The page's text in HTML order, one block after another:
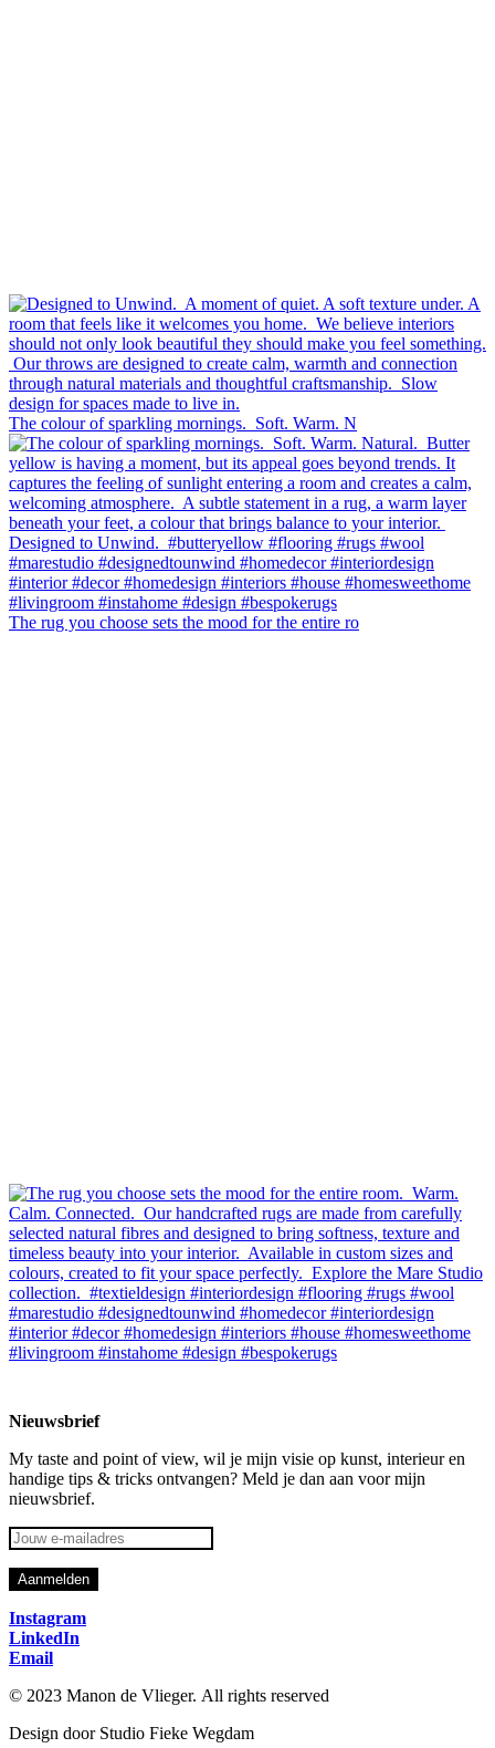
The colour of sparkling mornings.⁠ ⁠ Soft. Warm. N
The rug you choose sets the mood for the entire ro
Nieuwsbrief
My taste and point of view, wil je mijn visie op kunst, interieur en
handige tips & tricks ontvangen? Meld je dan aan voor mijn
nieuwsbrief.
Instagram
LinkedIn
Email
© 2023 Manon de Vlieger. All rights reserved
Design door Studio Fieke Wegdam